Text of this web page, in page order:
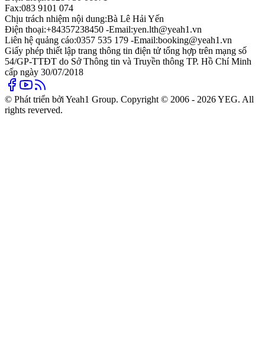
Fax:083 9101 074
Chịu trách nhiệm nội dung:Bà Lê Hải Yến
Điện thoại:+84357238450 -Email:yen.lth@yeah1.vn
Liên hệ quảng cáo:0357 535 179 -Email:booking@yeah1.vn
Giấy phép thiết lập trang thông tin điện tử tổng hợp trên mạng số
54/GP-TTĐT do Sở Thông tin và Truyền thông TP. Hồ Chí Minh
cấp ngày 30/07/2018
© Phát triển bởi Yeah1 Group. Copyright © 2006 - 2026 YEG. All
rights reverved.